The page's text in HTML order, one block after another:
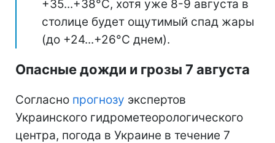
+35...+38°С, хотя уже 8-9 августа в
столице будет ощутимый спад жары
(до +24...+26°С днем).
Опасные дожди и грозы 7 августа
Согласно прогнозу экспертов
Украинского гидрометеорологического
центра, погода в Украине в течение 7